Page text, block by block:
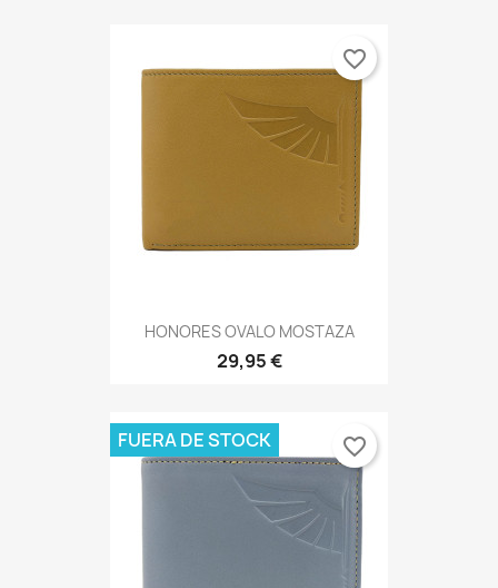
HONORES OVALO MOSTAZA
29,95 €
favorite_border
FUERA DE STOCK favorite_border